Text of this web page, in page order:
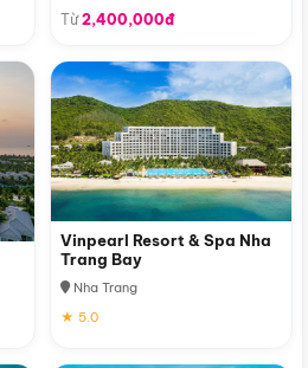
Từ2,400,000đ
Vinpearl Resort & Spa Nha
Trang Bay
Nha Trang
★ 5.0